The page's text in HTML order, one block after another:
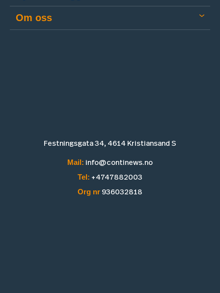
Om oss
Festningsgata 34, 4614 Kristiansand S
Mail: info@continews.no
Tel: +4747882003
Org nr 936032818